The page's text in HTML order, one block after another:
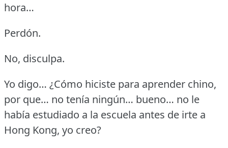
hora…
Perdón.
No, disculpa.
Yo digo… ¿Cómo hiciste para aprender chino,
por que… no tenía ningún… bueno… no le
había estudiado a la escuela antes de irte a
Hong Kong, yo creo?